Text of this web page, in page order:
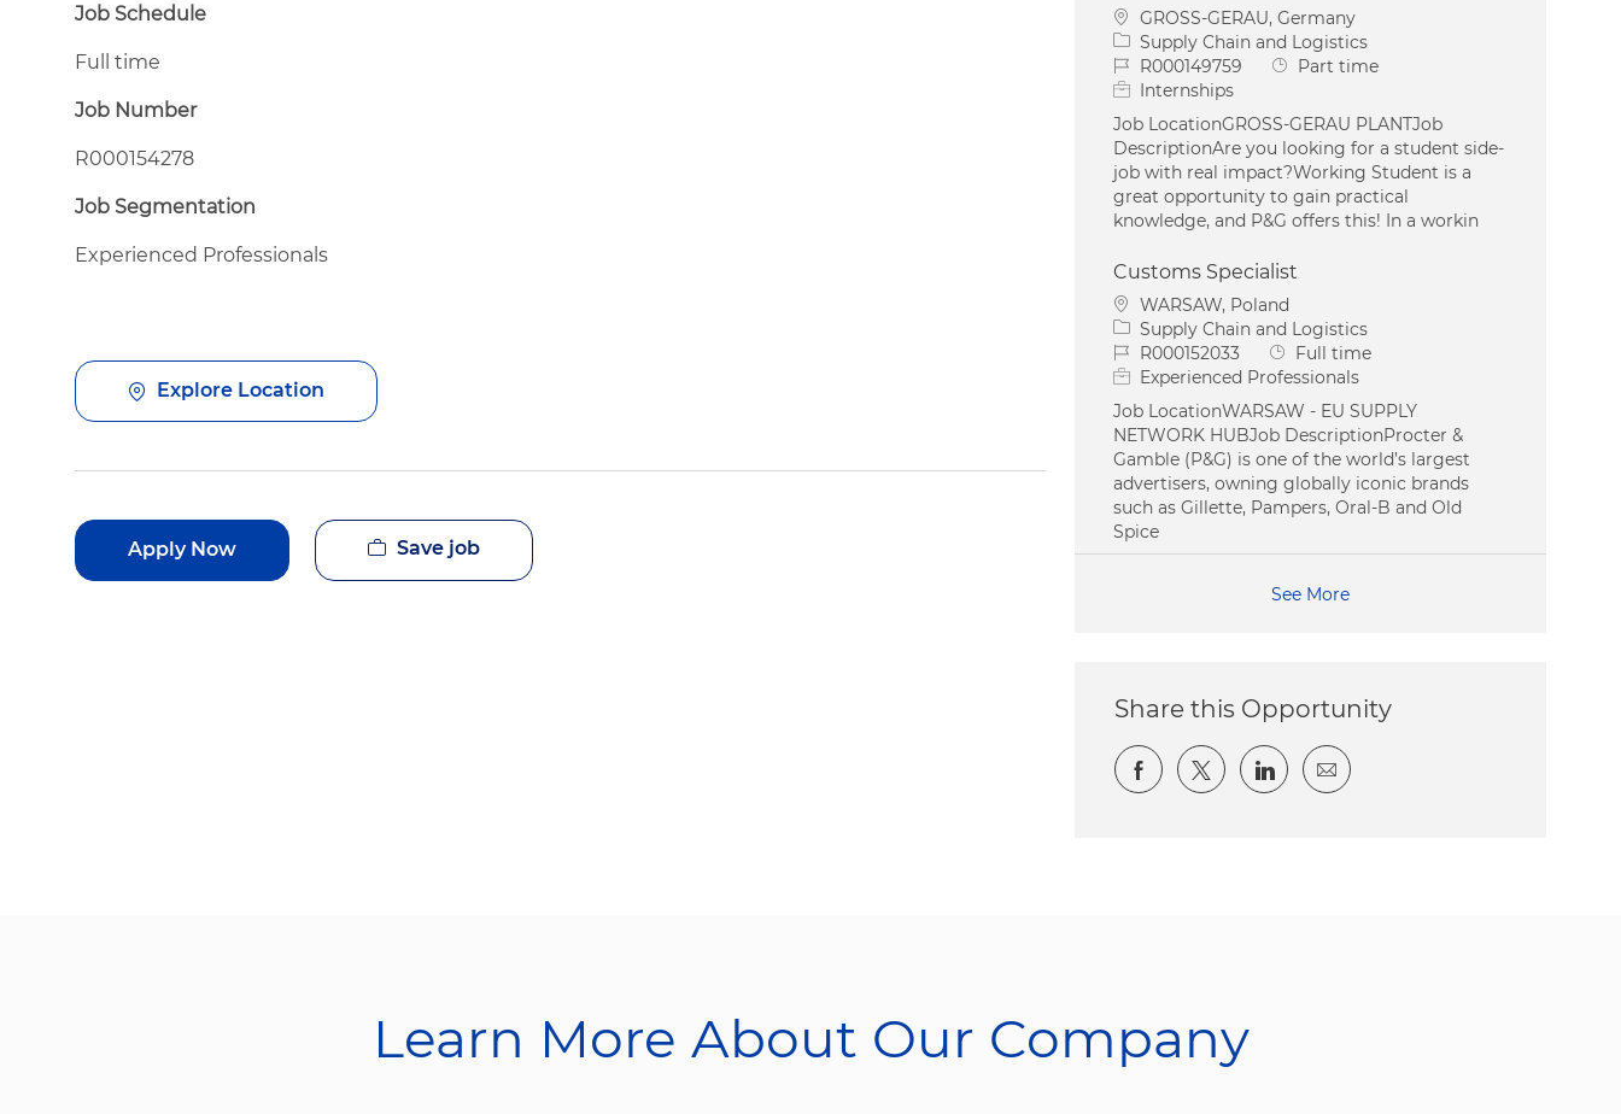
Job Schedule
Full time
Job Number
R000154278
Job Segmentation
Experienced Professionals
Explore Location
Apply Now Save job
Location
GROSS-GERAU, Germany
Category
Supply Chain and Logistics
Job IdR000149759 Job Type
Part time
Internships
Job LocationGROSS-GERAU PLANTJob
DescriptionAre you looking for a student side-
job with real impact?Working Student is a
great opportunity to gain practical
knowledge, and P&G offers this! In a workin
Customs Specialist
Location
WARSAW, Poland
Category
Supply Chain and Logistics
Job IdR000152033 Job Type
Full time
Experienced Professionals
Job LocationWARSAW - EU SUPPLY
NETWORK HUBJob DescriptionProcter &
Gamble (P&G) is one of the world’s largest
advertisers, owning globally iconic brands
such as Gillette, Pampers, Oral-B and Old
Spice
See More
Share this Opportunity
Share via Facebook
Share via twitter
Share via LinkedIn
Share via email
Learn More About Our Company